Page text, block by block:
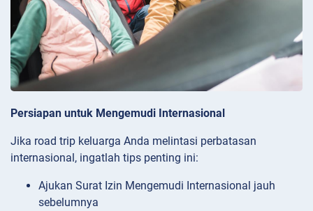
Persiapan untuk Mengemudi Internasional
Jika road trip keluarga Anda melintasi perbatasan
internasional, ingatlah tips penting ini:
Ajukan Surat Izin Mengemudi Internasional jauh
sebelumnya